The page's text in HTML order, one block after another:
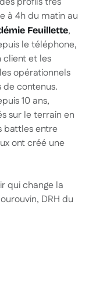
à 4h du matin au
Feuillette,
le téléphone,
client et les
opérationnels
contenus.
10 ans,
sur le terrain en
battles entre
ont créé une
qui change la
DRH du